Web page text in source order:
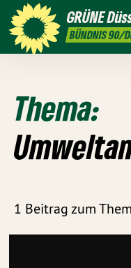
GRÜNE
BÜNDNIS 90/
GRÜNFUNK
Thema:
1 Beitrag zum